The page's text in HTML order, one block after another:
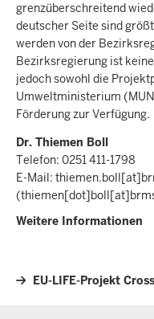
grenzüberschreitend
deutscher Seite sind
werden von der
Bezirksregierung ist
jedoch sowohl die
Umweltministerium
Förderung zur Verfügung.
Dr. Thiemen Boll
Telefon: 0251 411-1798
E-Mail: thiemen.boll[at]
Weitere Informationen
EU-LIFE-Projekt